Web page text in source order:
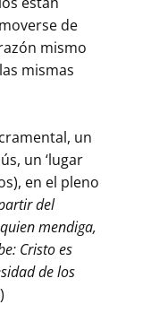
de
mismo
mismas
un
un ‘lugar
en el pleno
del
mendiga,
Cristo es
de los